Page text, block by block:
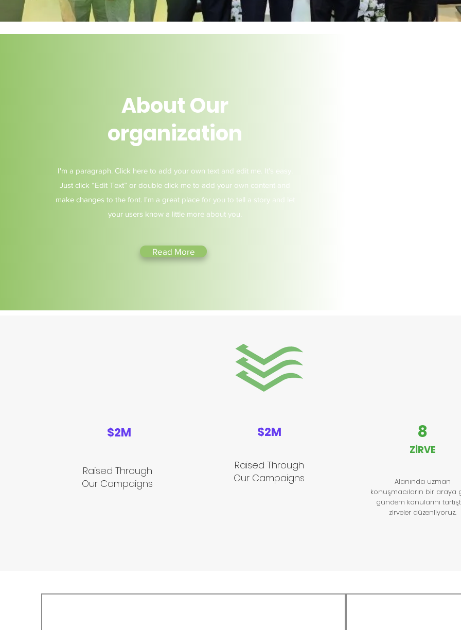
About Our
organization
I'm a paragraph. Click here to add your own text and edit me. It's easy.
Just click “Edit Text” or double click me to add your own content and
make changes to the font. I'm a great place for you to tell a story and let
your users know a little more about you.
Read More
$2M
Raised Through
Our Campaigns
$2M
Raised Through
Our Campaigns
8
ZİRVE
Alanında uzman
konuşmacıların bir araya
gündem konularını
zirveler düzenliyoruz.